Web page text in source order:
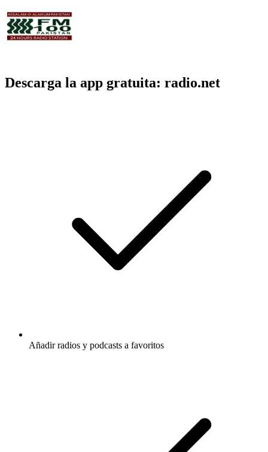
Descarga la app gratuita: radio.net
Añadir radios y podcasts a favoritos